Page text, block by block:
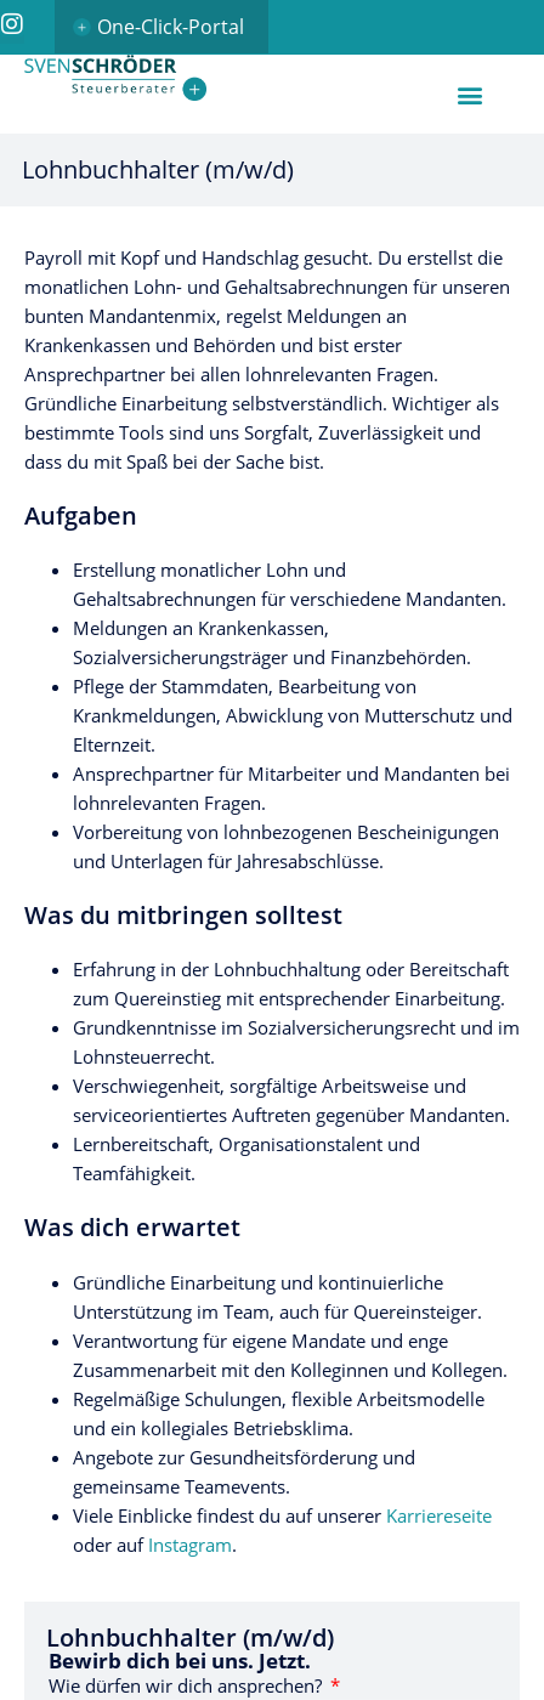
One-Click-Portal
Lohnbuchhalter (m/w/d)
Payroll mit Kopf und Handschlag gesucht. Du erstellst die
monatlichen Lohn- und Gehaltsabrechnungen für unseren
bunten Mandantenmix, regelst Meldungen an
Krankenkassen und Behörden und bist erster
Ansprechpartner bei allen lohnrelevanten Fragen.
Gründliche Einarbeitung selbstverständlich. Wichtiger als
bestimmte Tools sind uns Sorgfalt, Zuverlässigkeit und
dass du mit Spaß bei der Sache bist.
Aufgaben
Erstellung monatlicher Lohn und
Gehaltsabrechnungen für verschiedene Mandanten.
Meldungen an Krankenkassen,
Sozialversicherungsträger und Finanzbehörden.
Pflege der Stammdaten, Bearbeitung von
Krankmeldungen, Abwicklung von Mutterschutz und
Elternzeit.
Ansprechpartner für Mitarbeiter und Mandanten bei
lohnrelevanten Fragen.
Vorbereitung von lohnbezogenen Bescheinigungen
und Unterlagen für Jahresabschlüsse.
Was du mitbringen solltest
Erfahrung in der Lohnbuchhaltung oder Bereitschaft
zum Quereinstieg mit entsprechender Einarbeitung.
Grundkenntnisse im Sozialversicherungsrecht und im
Lohnsteuerrecht.
Verschwiegenheit, sorgfältige Arbeitsweise und
serviceorientiertes Auftreten gegenüber Mandanten.
Lernbereitschaft, Organisationstalent und
Teamfähigkeit.
Was dich erwartet
Gründliche Einarbeitung und kontinuierliche
Unterstützung im Team, auch für Quereinsteiger.
Verantwortung für eigene Mandate und enge
Zusammenarbeit mit den Kolleginnen und Kollegen.
Regelmäßige Schulungen, flexible Arbeitsmodelle
und ein kollegiales Betriebsklima.
Angebote zur Gesundheitsförderung und
gemeinsame Teamevents.
Viele Einblicke findest du auf unserer Karriereseite
oder auf Instagram.
Lohnbuchhalter (m/w/d)
Bewirb dich bei uns. Jetzt.
Wie dürfen wir dich ansprechen?